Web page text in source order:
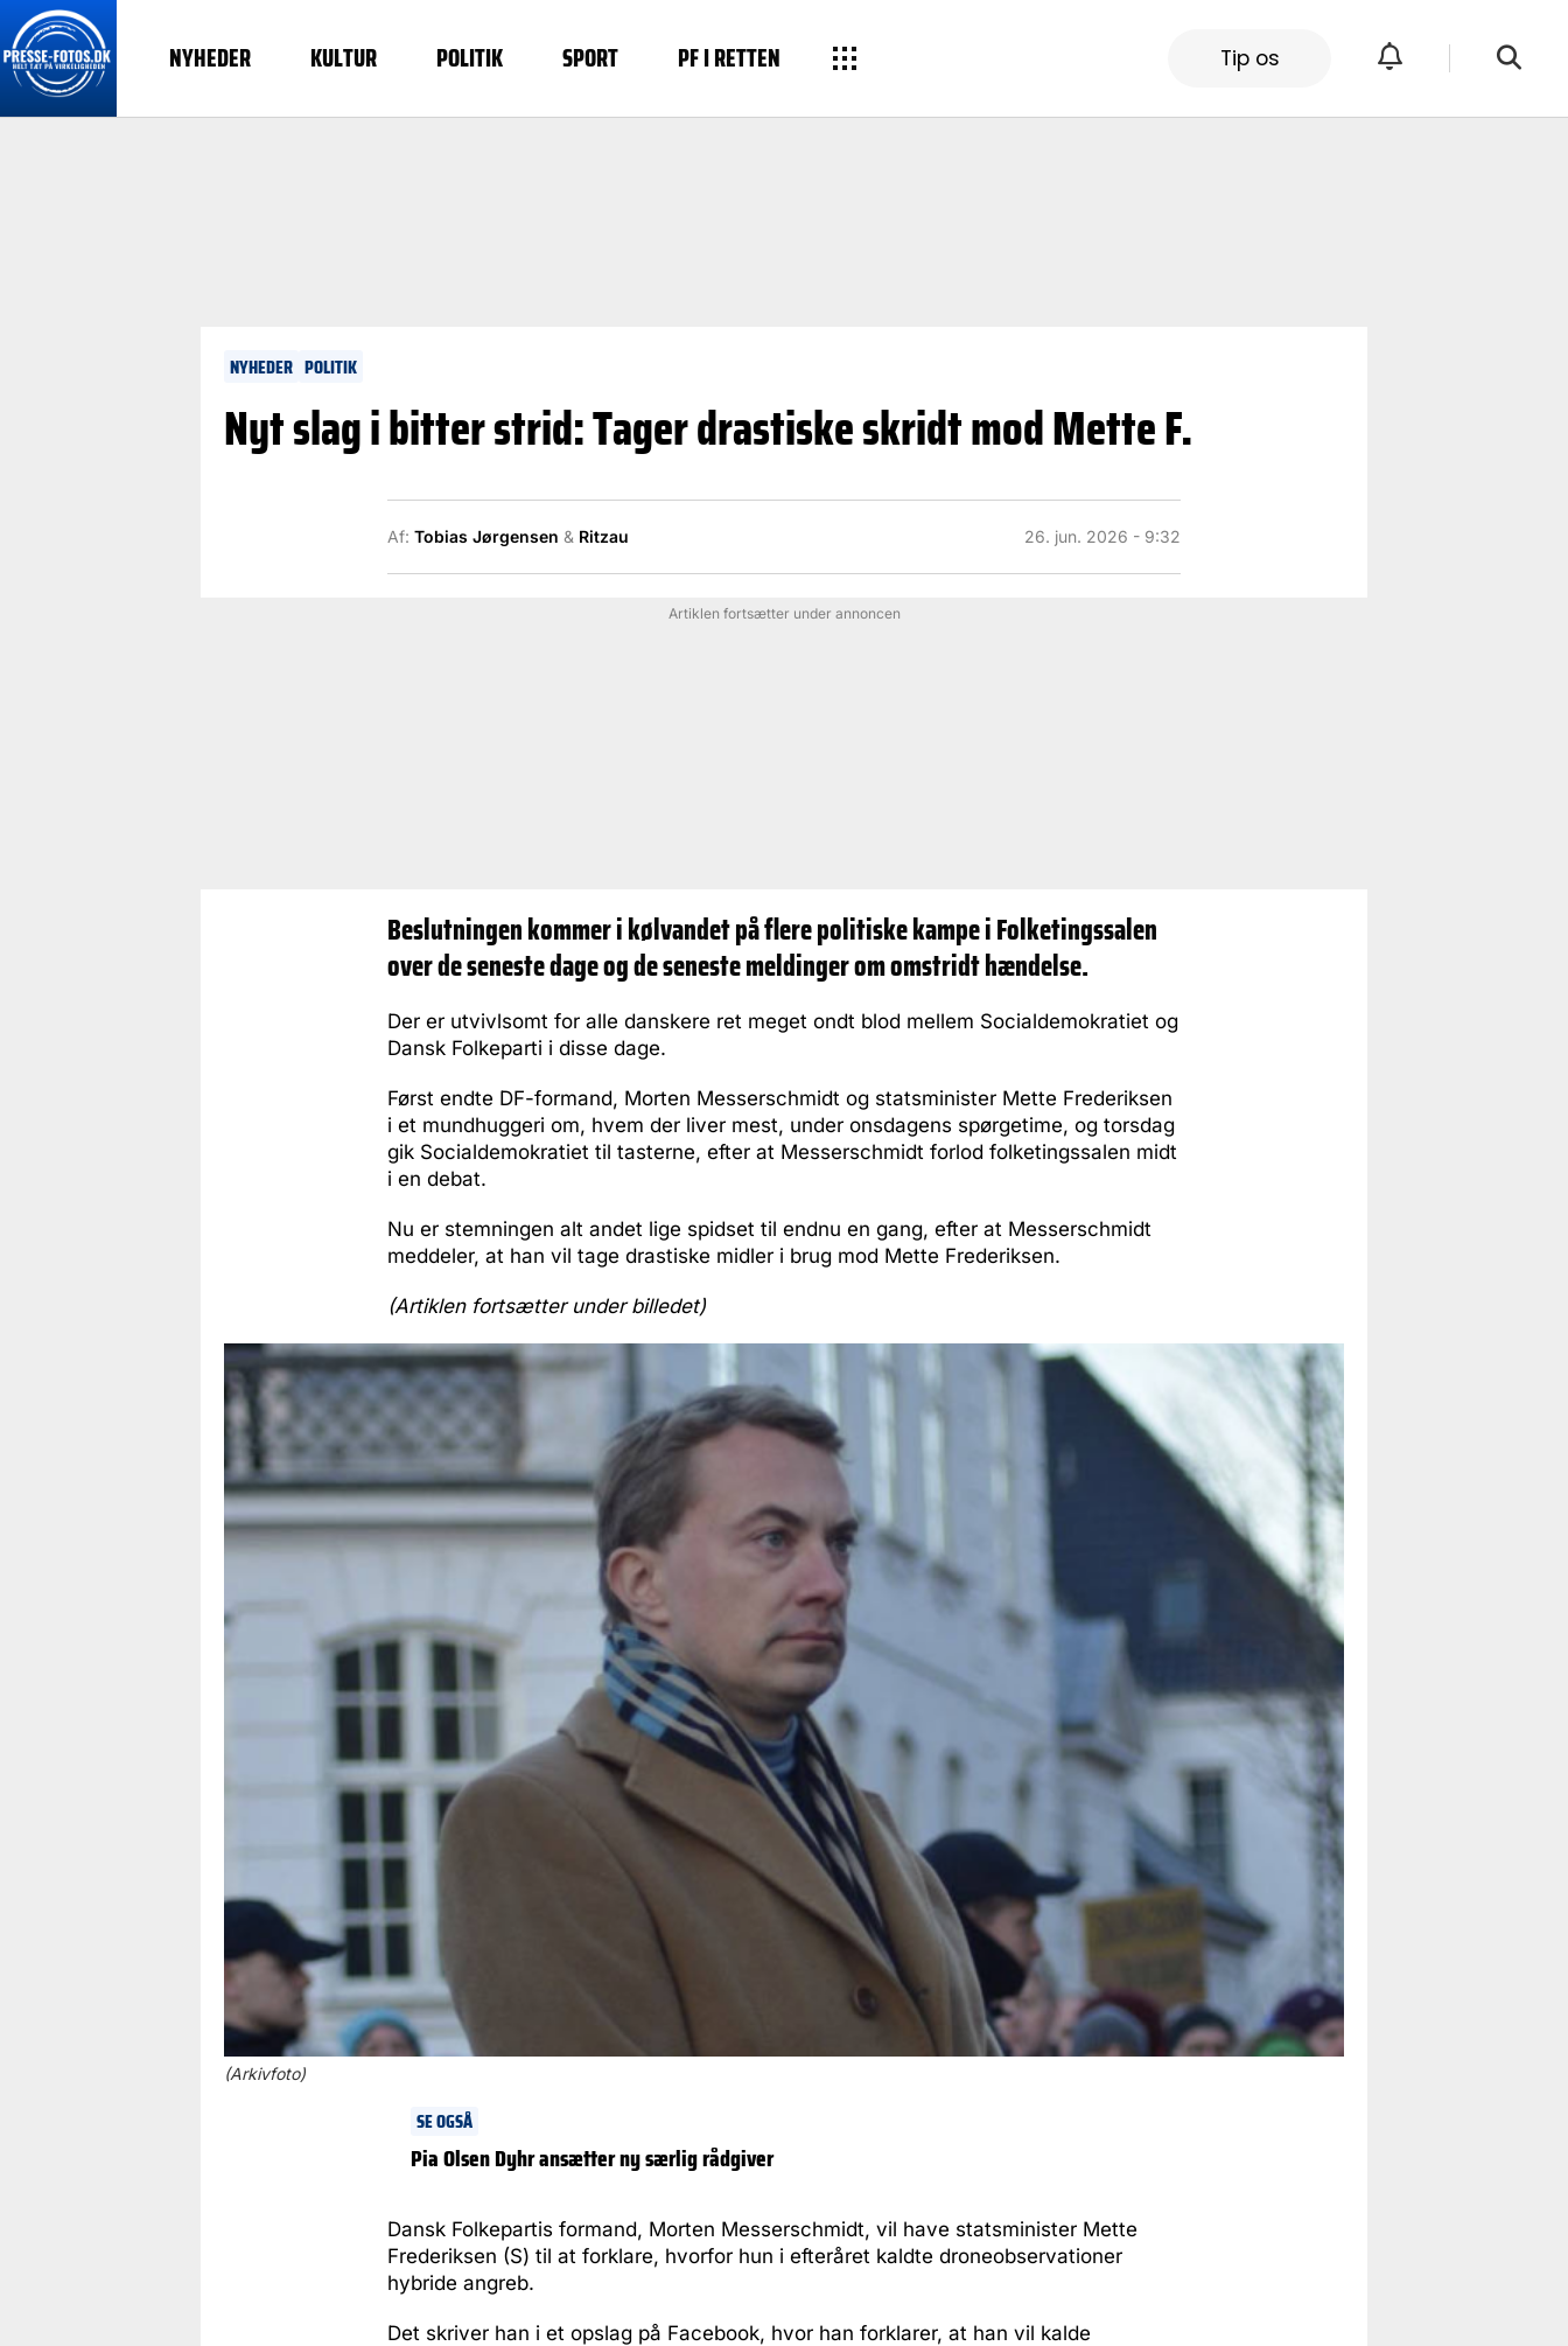
NYHEDER KULTUR POLITIK SPORT PF I RETTEN Tip os
NYHEDER POLITIK
Nyt slag i bitter strid: Tager drastiske skridt mod Mette F.
Af: Tobias Jørgensen & Ritzau 26. jun. 2026 - 9:32
Artiklen fortsætter under annoncen
Beslutningen kommer i kølvandet på flere politiske kampe i Folketingssalen
over de seneste dage og de seneste meldinger om omstridt hændelse.
Der er utvivlsomt for alle danskere ret meget ondt blod mellem Socialdemokratiet og
Dansk Folkeparti i disse dage.
Først endte DF-formand, Morten Messerschmidt og statsminister Mette Frederiksen
i et mundhuggeri om, hvem der liver mest, under onsdagens spørgetime, og torsdag
gik Socialdemokratiet til tasterne, efter at Messerschmidt forlod folketingssalen midt
i en debat.
Nu er stemningen alt andet lige spidset til endnu en gang, efter at Messerschmidt
meddeler, at han vil tage drastiske midler i brug mod Mette Frederiksen.
(Artiklen fortsætter under billedet)
(Arkivfoto)
SE OGSÅ
Pia Olsen Dyhr ansætter ny særlig rådgiver
Dansk Folkepartis formand, Morten Messerschmidt, vil have statsminister Mette
Frederiksen (S) til at forklare, hvorfor hun i efteråret kaldte droneobservationer
hybride angreb.
Det skriver han i et opslag på Facebook, hvor han forklarer, at han vil kalde